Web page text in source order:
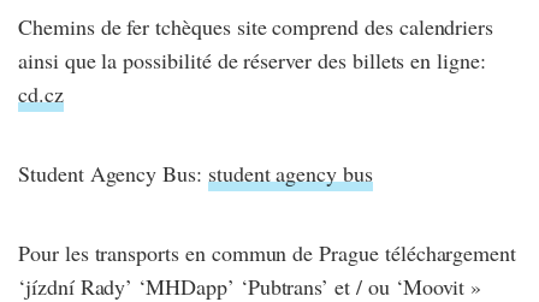
Chemins de fer tchèques site comprend des calendriers
ainsi que la possibilité de réserver des billets en ligne:
cd.cz
Student Agency Bus: student agency bus
Pour les transports en commun de Prague téléchargement
‘jízdní Rady’ ‘MHDapp’ ‘Pubtrans’ et / ou ‘Moovit »